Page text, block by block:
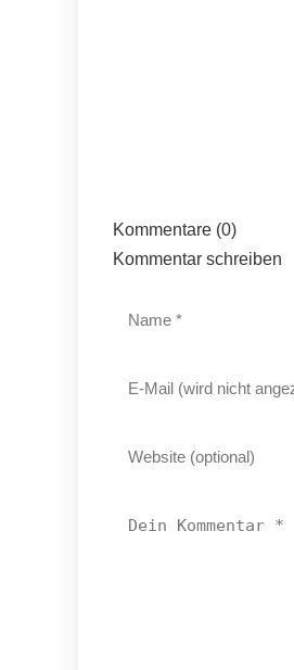
Kommentare (0)
Kommentar schreiben